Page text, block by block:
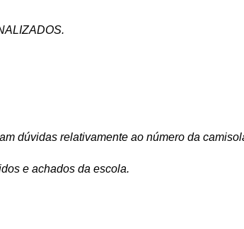
dúvidas relativamente ao número da
e achados da escola.